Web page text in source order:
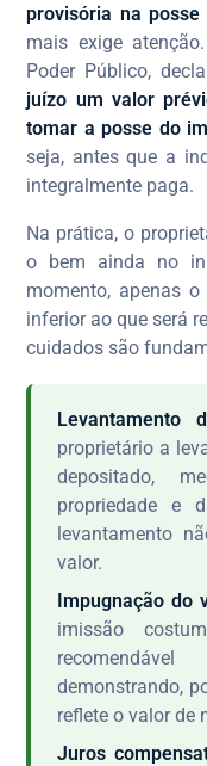
provisória na posse
mais exige
Poder Público,
juízo um valor
tomar a posse do
seja, antes que a
integralmente paga.
Na prática, o
o bem ainda no
momento, apenas
inferior ao que será
cuidados são
Levantamento
proprietário a
depositado,
propriedade e
levantamento
valor.
Impugnação do
imissão
demonstrando,
reflete o valor de
Juros